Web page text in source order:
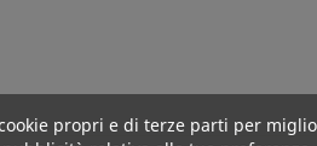
propri e di terze parti per